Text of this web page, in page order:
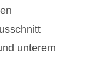
unterem